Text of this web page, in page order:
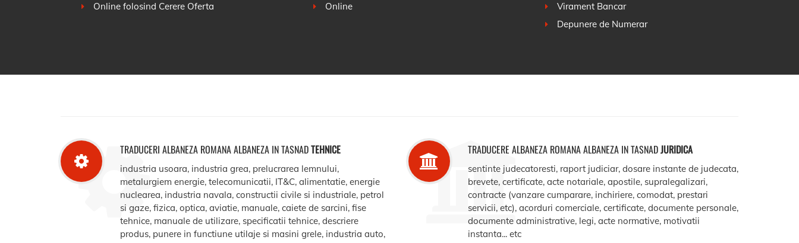
Online folosind Cerere Oferta
Online
Virament Bancar
Depunere de Numerar
TRADUCERI ALBANEZA ROMANA ALBANEZA IN TASNADTEHNICE
industria usoara, industria grea, prelucrarea lemnului,
metalurgiem energie, telecomunicatii, IT&C, alimentatie, energie
nuclearea, industria navala, constructii civile si industriale, petrol
si gaze, fizica, optica, aviatie, manuale, caiete de sarcini, fise
tehnice, manuale de utilizare, specificatii tehnice, descriere
produs, punere in functiune utilaje si masini grele, industria auto,
TRADUCERE ALBANEZA ROMANA ALBANEZA IN TASNADJURIDICA
sentinte judecatoresti, raport judiciar, dosare instante de judecata,
brevete, certificate, acte notariale, apostile, supralegalizari,
contracte (vanzare cumparare, inchiriere, comodat, prestari
servicii, etc), acorduri comerciale, certificate, documente personale,
documente administrative, legi, acte normative, motivatii
instanta... etc